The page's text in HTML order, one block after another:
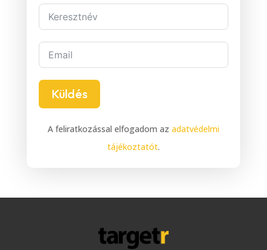
Küldés
A feliratkozással elfogadom az adatvédelmi
tájékoztatót.